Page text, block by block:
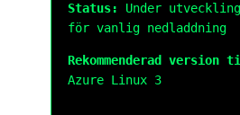
Status:
Under
för vanlig nedladdning
Rekommenderad
Azure Linux 3